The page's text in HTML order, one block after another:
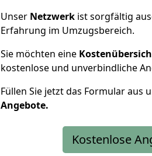
Unser Netzwerk ist sorgfältig
Erfahrung im Umzugsbereich.
Sie möchten eine
kostenlose und unverbindliche
Füllen Sie jetzt das Formular aus
Angebote.
Kostenlose